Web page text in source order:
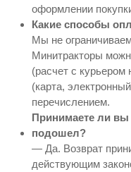
оформлении
Какие способы
Мы не
Минитракторы
(расчет с
(карта,
перечислением.
Принимаете ли вы
подошел?
— Да. Возврат
действующим